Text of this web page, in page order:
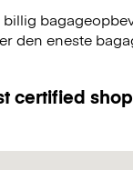
den eneste
certified